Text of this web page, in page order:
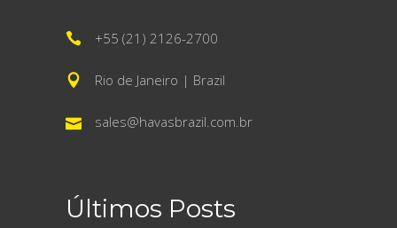
+55 (21) 2126-2700
Rio de Janeiro | Brazil
sales@havasbrazil.com.br
Últimos Posts